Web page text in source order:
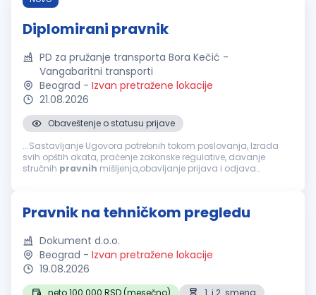
Diplomirani pravnik
PD za pružanje transporta Bora Kečić -
Vangabaritni transporti
Beograd - Izvan pretražene lokacije
21.08.2026
Obaveštenje o statusu prijave
...Sastavljanje Ugovora potrebnih tokom poslovanja, Izrada
svih opštih akata, praćenje zakonske regulative, davanje
stručnih pravnih mišljenja,obavljanje prijava i odjava
Pravnik na tehničkom pregledu
Dokument d.o.o.
Beograd - Izvan pretražene lokacije
19.08.2026
neto 100.000 RSD (mesečno)
1. i 2. smena